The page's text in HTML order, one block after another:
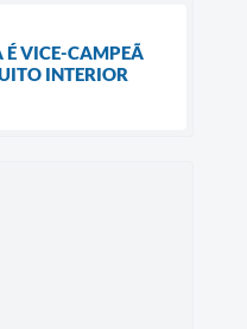
VICE-CAMPEÃ
INTERIOR